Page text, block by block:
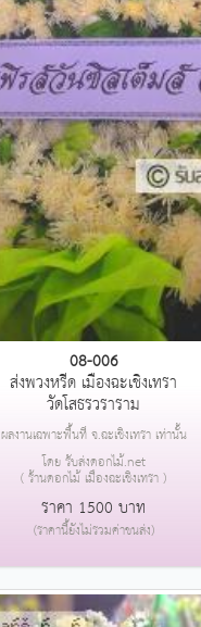
08-006
ส่งพวงหรีด เมืองฉะเชิงเทรา
วัดโสธรวราราม
ผลงานเฉพาะพื้นที่ จ.ฉะเชิงเทรา เท่านั้น
โดย รับส่งดอกไม้.net
( ร้านดอกไม้ เมืองฉะเชิงเทรา )
ราคา 1500 บาท
(ราคานี้ยังไม่รวมค่าขนส่ง)